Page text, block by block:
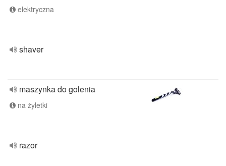
elektryczna
shaver
maszynka do golenia
na żyletki
razor